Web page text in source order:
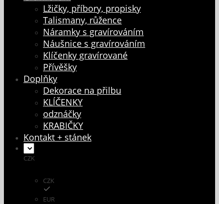
Lžičky, příbory, propisky
Talismany, růžence
Náramky s gravírováním
Náušnice s gravírováním
Klíčenky gravírované
Přívěšky
Doplňky
Dekorace na přilbu
KLÍČENKY
odznáčky
KRABIČKY
Kontakt + stánek
CZK
CZK
EUR